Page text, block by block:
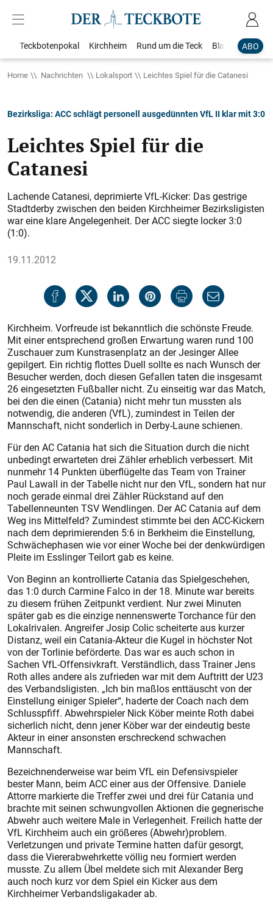
ABO
Teckbotenpokal Kirchheim Rund um die Teck Blaulicht
Home Nachrichten Lokalsport Leichtes Spiel für die Catanesi
Bezirksliga: ACC schlägt personell ausgedünnten VfL II klar mit 3:0
Leichtes Spiel für die
Catanesi
Lachende Catanesi, deprimierte VfL-Kicker: Das gestrige
Stadtderby zwischen den beiden Kirchheimer Bezirksligisten
war eine klare Angelegenheit. Der ACC siegte locker 3:0
(1:0).
19.11.2012
Kirchheim. Vorfreude ist bekanntlich die schönste Freude.
Mit einer entsprechend großen Erwartung waren rund 100
Zuschauer zum Kunstrasenplatz an der Jesinger Allee
gepilgert. Ein richtig flottes Duell sollte es nach Wunsch der
Besucher werden, doch diesen Gefallen taten die insgesamt
26 eingesetzten Fußballer nicht. Zu einseitig war das Match,
bei den die einen (Catania) nicht mehr tun mussten als
notwendig, die anderen (VfL), zumindest in Teilen der
Mannschaft, nicht sonderlich in Derby-Laune schienen.
Für den AC Catania hat sich die Situation durch die nicht
unbedingt erwarteten drei Zähler erheblich verbessert. Mit
nunmehr 14 Punkten überflügelte das Team von Trainer
Paul Lawall in der Tabelle nicht nur den VfL, sondern hat nur
noch gerade einmal drei Zähler Rückstand auf den
Tabellenneunten TSV Wendlingen. Der AC Catania auf dem
Weg ins Mittelfeld? Zumindest stimmte bei den ACC-Kickern
nach dem deprimierenden 5:6 in Berkheim die Einstellung,
Schwächephasen wie vor einer Woche bei der denkwürdigen
Pleite im Esslinger Teilort gab es keine.
Von Beginn an kontrollierte Catania das Spielgeschehen,
das 1:0 durch Carmine Falco in der 18. Minute war bereits
zu diesem frühen Zeitpunkt verdient. Nur zwei Minuten
später gab es die einzige nennenswerte Torchance für den
Lokalrivalen. Angreifer Josip Colic scheiterte aus kurzer
Distanz, weil ein Catania-Akteur die Kugel in höchster Not
von der Torlinie beförderte. Das war es auch schon in
Sachen VfL-Offensivkraft. Verständlich, dass Trainer Jens
Roth alles andere als zufrieden war mit dem Auftritt der U23
des Verbandsligisten. „Ich bin maßlos enttäuscht von der
Einstellung einiger Spieler“, haderte der Coach nach dem
Schlusspfiff. Abwehrspieler Nick Köber meinte Roth dabei
sicherlich nicht, denn jener Köber war der eindeutig beste
Akteur in einer ansonsten erschreckend schwachen
Mannschaft.
Bezeichnenderweise war beim VfL ein Defensivspieler
bester Mann, beim ACC einer aus der Offensive. Daniele
Attorre markierte die Treffer zwei und drei für Catania und
brachte mit seinen schwungvollen Aktionen die gegnerische
Abwehr auch weitere Male in Verlegenheit. Freilich hatte der
VfL Kirchheim auch ein größeres (Abwehr)problem.
Verletzungen und private Termine hatten dafür gesorgt,
dass die Viererabwehrkette völlig neu formiert werden
musste. Zu allem Übel meldete sich mit Alexander Berg
auch noch kurz vor dem Spiel ein Kicker aus dem
Kirchheimer Verbandsligakader ab.